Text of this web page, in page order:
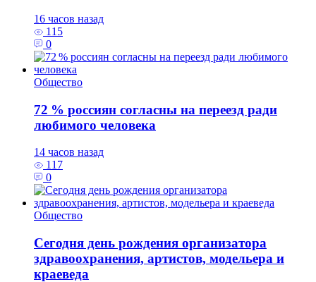
16 часов назад
115
0
Общество
72 % россиян согласны на переезд ради
любимого человека
14 часов назад
117
0
Общество
Сегодня день рождения организатора
здравоохранения, артистов, модельера и
краеведа